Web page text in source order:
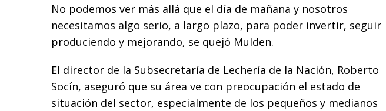
No podemos ver más allá que el día de mañana y nosotros
necesitamos algo serio, a largo plazo, para poder invertir, seguir
produciendo y mejorando, se quejó Mulden.
El director de la Subsecretaría de Lechería de la Nación, Roberto
Socín, aseguró que su área ve con preocupación el estado de
situación del sector, especialmente de los pequeños y medianos